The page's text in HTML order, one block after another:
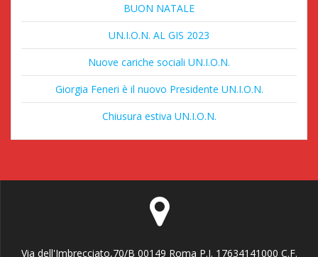
BUON NATALE
UN.I.O.N. AL GIS 2023
Nuove cariche sociali UN.I.O.N.
Giorgia Feneri è il nuovo Presidente UN.I.O.N.
Chiusura estiva UN.I.O.N.
Via dell'Imbrecciato,70/B 00149 Roma P.I. 17634141000 C.F.